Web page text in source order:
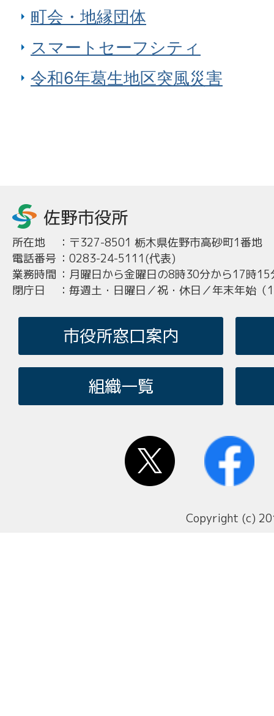
町会・地縁団体
スマートセーフシティ
令和6年葛生地区突風災害
所在地 ： 〒327-8501 栃木県佐野市高砂町1番地
電話番号 ： 0283-24-5111(代表)
業務時間 ： 月曜日から金曜日の8時30分から17時15
閉庁日
： 毎週土・日曜日／祝・休日／年末年始
市役所窓口案内
組織一覧
Copyright (c)